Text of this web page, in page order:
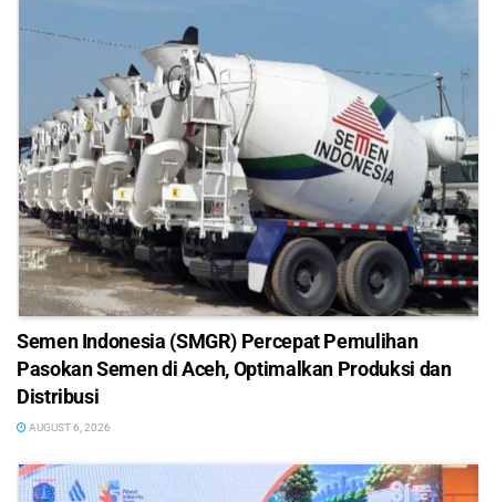
Semen Indonesia (SMGR) Percepat Pemulihan
Pasokan Semen di Aceh, Optimalkan Produksi dan
Distribusi
AUGUST 6, 2026